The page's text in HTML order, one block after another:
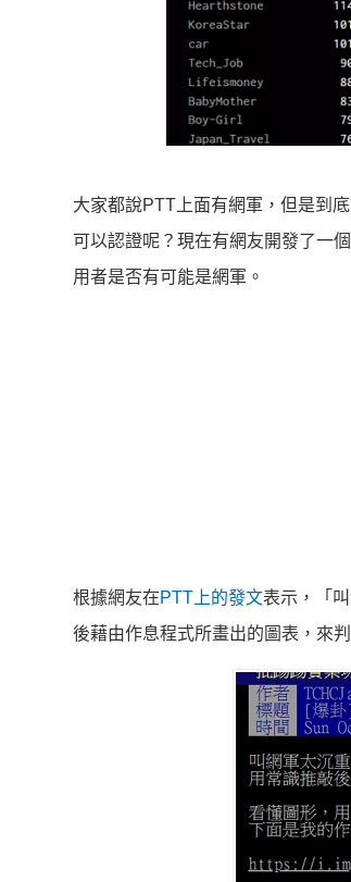
大家都說PTT上面有網軍，但是到
可以認證呢？現在有網友開發了一
用者是否有可能是網軍。
根據網友在PTT上的發文表示，「
後藉由作息程式所畫出的圖表，來